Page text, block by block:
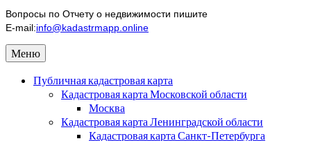
Вопросы по Отчету о недвижимости пишите
E-mail:info@kadastrmapp.online
Меню
Публичная кадастровая карта
Кадастровая карта Московской области
Москва
Кадастровая карта Ленинградской области
Кадастровая карта Санкт-Петербурга